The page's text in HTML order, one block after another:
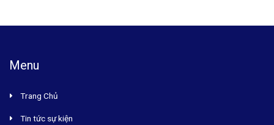
Menu
Trang Chủ
Tin tức sự kiện